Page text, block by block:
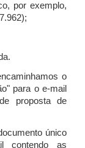
por exemplo,
o
para o e-mail
proposta de
único
contendo as